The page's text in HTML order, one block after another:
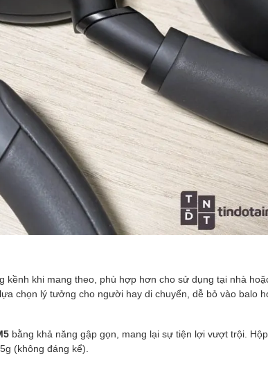
kềnh khi mang theo, phù hợp hơn cho sử dụng tại nhà
chọn lý tưởng cho người hay di chuyển, dễ bỏ vào balo
bằng khả năng gập gọn, mang lại sự tiện lợi vượt trội.
(không đáng kể).